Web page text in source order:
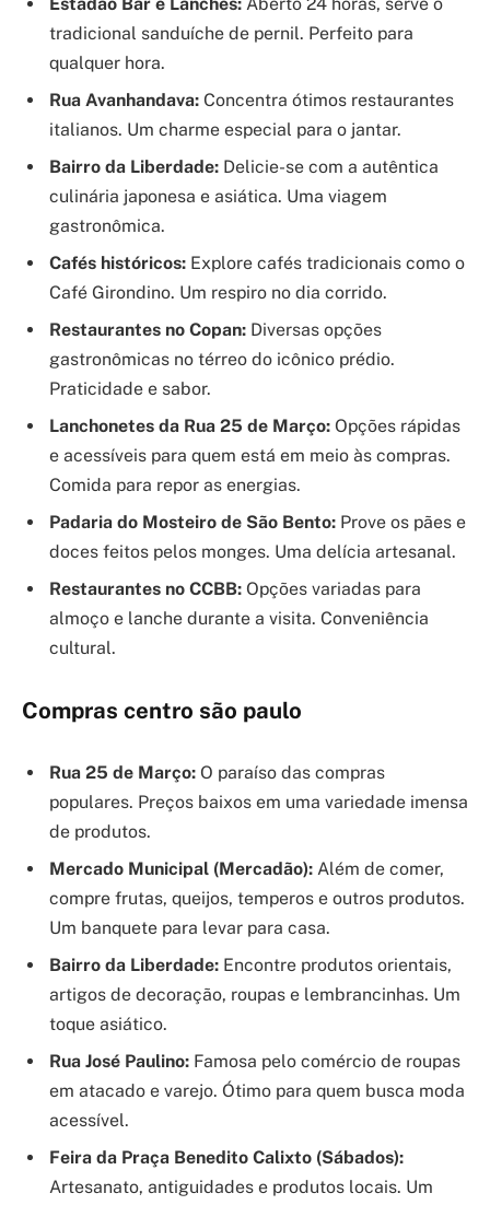
tradicional sanduíche de pernil. Perfeito para
qualquer hora.
Rua Avanhandava: Concentra ótimos restaurantes
italianos. Um charme especial para o jantar.
Bairro da Liberdade: Delicie-se com a autêntica
culinária japonesa e asiática. Uma viagem
gastronômica.
Cafés históricos: Explore cafés tradicionais como o
Café Girondino. Um respiro no dia corrido.
Restaurantes no Copan: Diversas opções
gastronômicas no térreo do icônico prédio.
Praticidade e sabor.
Lanchonetes da Rua 25 de Março: Opções rápidas
e acessíveis para quem está em meio às compras.
Comida para repor as energias.
Padaria do Mosteiro de São Bento: Prove os pães e
doces feitos pelos monges. Uma delícia artesanal.
Restaurantes no CCBB: Opções variadas para
almoço e lanche durante a visita. Conveniência
cultural.
Compras centro são paulo
Rua 25 de Março: O paraíso das compras
populares. Preços baixos em uma variedade imensa
de produtos.
Mercado Municipal (Mercadão): Além de comer,
compre frutas, queijos, temperos e outros produtos.
Um banquete para levar para casa.
Bairro da Liberdade: Encontre produtos orientais,
artigos de decoração, roupas e lembrancinhas. Um
toque asiático.
Rua José Paulino: Famosa pelo comércio de roupas
em atacado e varejo. Ótimo para quem busca moda
acessível.
Feira da Praça Benedito Calixto (Sábados):
Artesanato, antiguidades e produtos locais. Um